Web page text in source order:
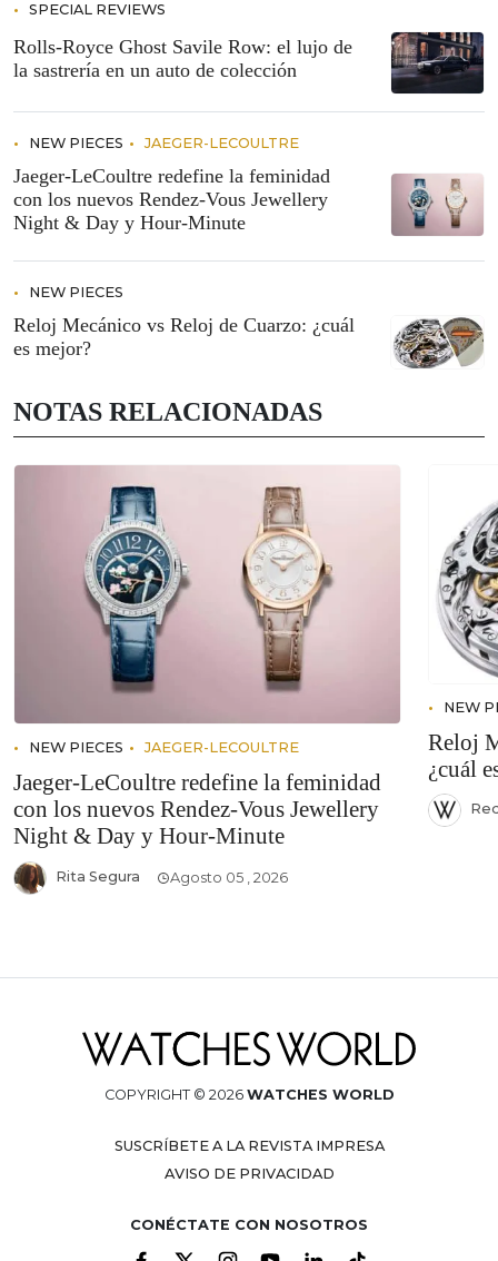
SPECIAL REVIEWS
Rolls-Royce Ghost Savile Row: el lujo de
la sastrería en un auto de colección
NEW PIECES JAEGER-LECOULTRE
Jaeger-LeCoultre redefine la feminidad
con los nuevos Rendez-Vous Jewellery
Night & Day y Hour-Minute
NEW PIECES
Reloj Mecánico vs Reloj de Cuarzo: ¿cuál
es mejor?
NOTAS RELACIONADAS
NEW PIECES JAEGER-LECOULTRE
Jaeger-LeCoultre redefine la feminidad
con los nuevos Rendez-Vous Jewellery
Night & Day y Hour-Minute
Rita Segura Agosto 05 , 2026
NEW
Reloj
¿cuál
COPYRIGHT © 2026 WATCHES WORLD
SUSCRÍBETE A LA REVISTA IMPRESA
AVISO DE PRIVACIDAD
CONÉCTATE CON NOSOTROS